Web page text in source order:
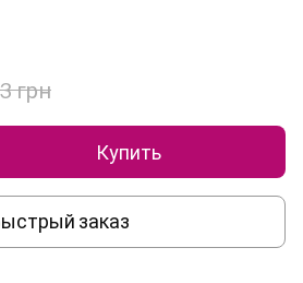
грн
Купить
заказ